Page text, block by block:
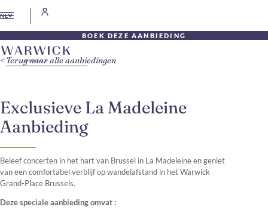
NL
BOEK DEZE AANBIEDING
Exclusieve La Madeleine
Aanbieding
Beleef concerten in het hart van Brussel in La Madeleine en geniet
van een comfortabel verblijf op wandelafstand in het Warwick
Grand-Place Brussels.
Deze speciale aanbieding omvat :
Terug naar alle aanbiedingen